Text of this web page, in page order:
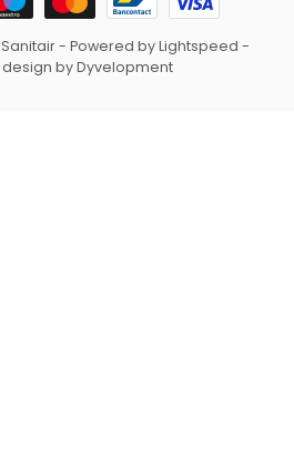
- Powered byLightspeed -
byDyvelopment